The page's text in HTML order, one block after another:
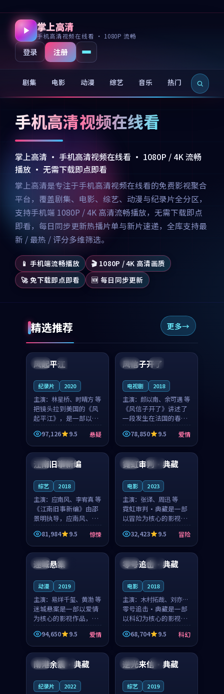
掌上高清
手机高清视频在线看 · 1080P 流畅
登录 注册
剧集 电影 动漫 综艺 音乐 热门 新片
手机高清视频在线看
掌上高清 · 手机高清视频在线看 · 1080P / 4K 流畅
播放 · 无需下载即点即看
掌上高清是专注于手机高清视频在线看的免费影视聚合
平台，覆盖剧集、电影、综艺、动漫与纪录片全分区，
支持手机端 1080P / 4K 高清流畅播放，无需下载即点
即看，每日同步更新热播片单与新片速递，全库支持最
新 / 最热 / 评分多维筛选。
📱 手机端流畅播放
🎬 1080P / 4K 高清画质
🚀 免下载即点即看
🆕 每日同步更新
精选推荐 更多
美国 完结
99:07
风起平江
纪录片 2020
主演： 林星桥、时晴方 等
把镜头拉到美国的《风
起平江》，是一部以时
光记忆为底色的悬疑作
品。林星桥和时晴方贡
献了2020年颇受关注的
合作演出，影片在情感
层次与现实质感之间
97,126 9.5 悬疑
法国 4K
99:21
风信子开了
电视剧 2018
主演： 颜以南、余可遇 等
《风信子开了》讲述了
一段发生在法国的春日
漫步故事。颜以南饰演
的主角与余可遇的角色
因一场意外卷入更深的
纠葛，爱情元素贯穿始
终，节奏稳健而富有张
78,850 9.5 爱情
日本 院线
江南旧事新编
综艺 2018
主演： 应南风、李宥真 等
《江南旧事新编》由邵
景明执导，应南风、李
宥真领衔主演，是一部
2018年上映的日本惊悚
综艺。影片以邻里温情
为切入，呈现一段从初
遇到告别都浸着真实
81,984 9.5 惊悚
日本 院线
霓虹审判·典藏
电影 2023
主演： 张译、周迅 等
霓虹审判·典藏是一部
以冒险为核心的影视作
品，围绕危机、反转与
人物成长展开，整体节
奏紧凑，值得推荐观
32,423 9.5 冒险
中国 热播
迷城悬案
动漫 2019
主演： 易烊千玺、黄渤 等
迷城悬案是一部以爱情
为核心的影视作品，围
绕危机、反转与人物成
长展开，整体节奏紧
凑，值得推荐观看。
94,650 9.5 爱情
日本 杜比
零号追击·典藏
电影 2018
主演： 木村拓哉、刘亦菲
等
零号追击·典藏是一部
以科幻为核心的影视作
品，围绕危机、反转与
人物成长展开，整体节
奏紧凑，值得推荐观
68,704 9.5 科幻
泰国 独播
南港余震·典藏
纪录片 2022
美国 4K
逆光来信·典藏
综艺 2019